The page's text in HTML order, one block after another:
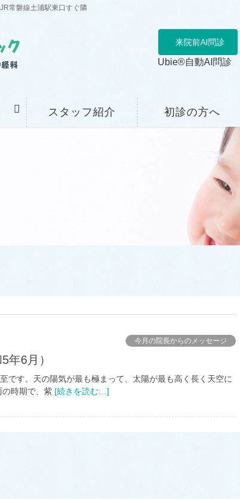
常磐線土浦駅東口すぐ隣
来院前AI問診
Ubie®自動AI問診
スタッフ紹介 初診の方へ
今月の院長からのメッセージ
年6月）
です。天の陽気が最も極まって、太陽が最も高く長く天空に
時期で、紫 [続きを読む…]